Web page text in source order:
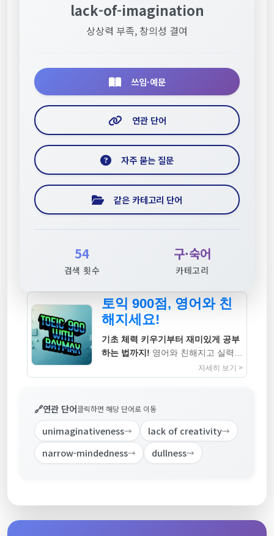
lack-of-imagination
상상력 부족, 창의성 결여
쓰임·예문
연관 단어
자주 묻는 질문
같은 카테고리 단어
54
검색 횟수
구·숙어
카테고리
토익 900점, 영어와 친
해지세요!
기초 체력 키우기부터 재미있게 공부
하는 법까지! 영어와 친해지고 실력까
자세히 보기 >
🔗연관 단어클릭하면 해당 단어로 이동
unimaginativeness→ lack of creativity→
narrow-mindedness→ dullness→